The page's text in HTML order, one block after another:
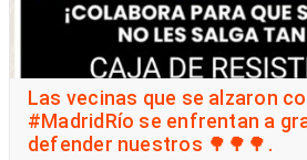
Las vecinas que se alzaron
#MadridRío se enfrentan a
defender nuestros 🌳🌳🌳.